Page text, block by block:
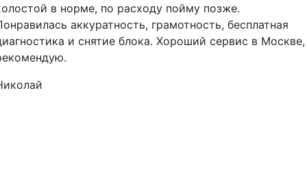
в норме, по расходу пойму позже.
аккуратность, грамотность, бесплатная
и снятие блока. Хороший сервис в Москве,